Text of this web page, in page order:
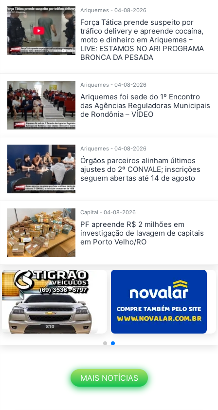
Ariquemes - 04-08-2026
Força Tática prende suspeito por
tráfico delivery e apreende cocaína,
moto e dinheiro em Ariquemes –
LIVE: ESTAMOS NO AR! PROGRAMA
BRONCA DA PESADA
Ariquemes - 04-08-2026
Ariquemes foi sede do 1º Encontro
das Agências Reguladoras Municipais
de Rondônia – VÍDEO
Ariquemes - 04-08-2026
Órgãos parceiros alinham últimos
ajustes do 2º CONVALE; inscrições
seguem abertas até 14 de agosto
Capital - 04-08-2026
PF apreende R$ 2 milhões em
investigação de lavagem de capitais
em Porto Velho/RO
MAIS NOTÍCIAS